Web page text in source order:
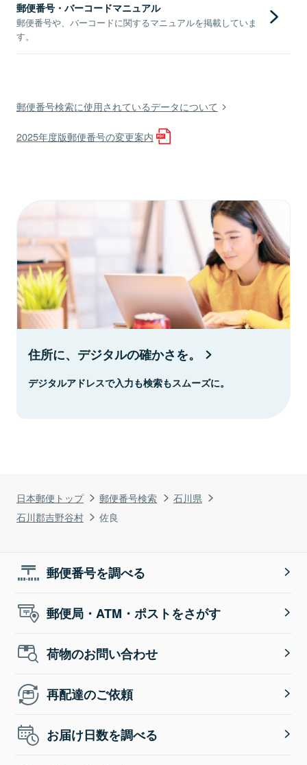
日本郵便トップ 郵便番号検索
石川県
石川郡吉野谷村
佐良
郵便番号・バーコードマニュアル
郵便番号や、バーコードに関するマニュアルを掲載していま
す。
郵便番号検索に使用されているデータについて
2025年度版郵便番号の変更案内
住所に、デジタルの確かさを。
デジタルアドレスで入力も検索もスムーズに。
郵便番号を調べる
郵便局・ATM・ポストをさがす
荷物のお問い合わせ
再配達のご依頼
お届け日数を調べる